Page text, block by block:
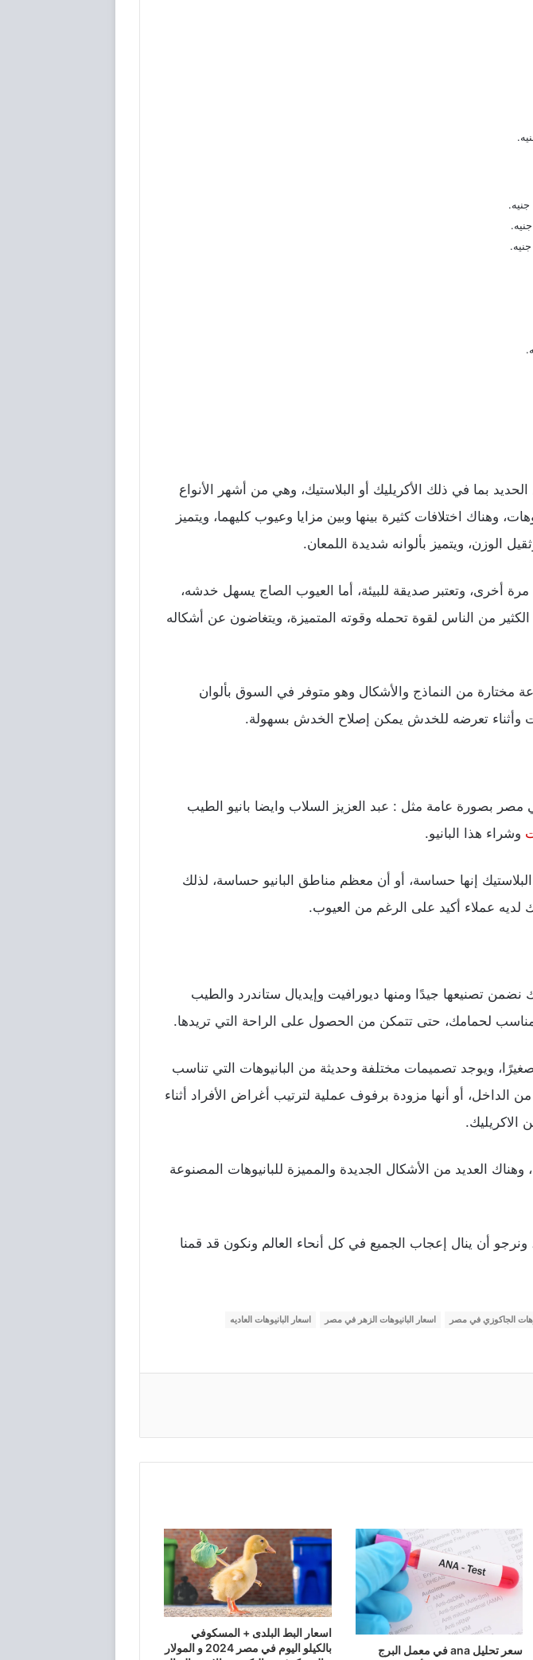
الحديد بما في ذلك الأكريليك أو البلاستيك، وهي من أشهر الأنواع
وهناك اختلافات كثيرة بينها وبين مزايا وعيوب كليهما، ويتميز
الوزن، ويتميز بألوانه شديدة اللمعان.
أخرى، وتعتبر صديقة للبيئة، أما العيوب الصاج يسهل خدشه،
من الناس لقوة تحمله وقوته المتميزة، ويتغاضون عن أشكاله
مختارة من النماذج والأشكال وهو متوفر في السوق بألوان
وأثناء تعرضه للخدش يمكن إصلاح الخدش بسهولة.
مصر بصورة عامة مثل : عبد العزيز السلاب وايضا بانيو الطيب
وشراء هذا البانيو.
البلاستيك إنها حساسة، أو أن معظم مناطق البانيو حساسة، لذلك
لديه عملاء أكيد على الرغم من العيوب.
نضمن تصنيعها جيدًا ومنها ديورافيت وإيديال ستاندرد والطيب
لحمامك، حتى تتمكن من الحصول على الراحة التي تريدها.
ويوجد تصميمات مختلفة وحديثة من البانيوهات التي تناسب
الداخل، أو أنها مزودة برفوف عملية لترتيب أغراض الأفراد أثناء
الاكريليك.
العديد من الأشكال الجديدة والمميزة للبانيوهات المصنوعة
أن ينال إعجاب الجميع في كل أنحاء العالم ونكون قد قمنا
الجاكوزي في مصر اسعار البانيوهات الزهر في مصر
اسعار البانيوهات العاديه
سعر تحليل ana في معمل البرج
اسعار البط البلدى + المسكوفي
بالكيلو اليوم في مصر 2024 و المولار